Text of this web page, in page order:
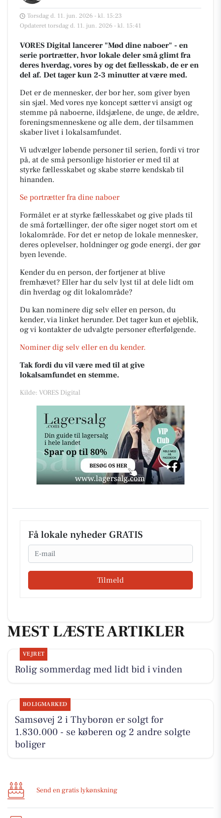
Torsdag d. 11. jun. 2026 - kl. 15:23
Opdateret torsdag d. 11. jun. 2026 - kl. 15:41
VORES Digital lancerer "Mød dine naboer" - en
serie portrætter, hvor lokale deler små glimt fra
deres hverdag, vores by og det fællesskab, de er en
del af. Det tager kun 2-3 minutter at være med.
Det er de mennesker, der bor her, som giver byen
sin sjæl. Med vores nye koncept sætter vi ansigt og
stemme på naboerne, ildsjælene, de unge, de ældre,
foreningsmenneskene og alle dem, der tilsammen
skaber livet i lokalsamfundet.
Vi udvælger løbende personer til serien, fordi vi tror
på, at de små personlige historier er med til at
styrke fællesskabet og skabe større kendskab til
hinanden.
Se portrætter fra dine naboer
Formålet er at styrke fællesskabet og give plads til
de små fortællinger, der ofte siger noget stort om et
lokalområde. For det er netop de lokale mennesker,
deres oplevelser, holdninger og gode energi, der gør
byen levende.
Kender du en person, der fortjener at blive
fremhævet? Eller har du selv lyst til at dele lidt om
din hverdag og dit lokalområde?
Du kan nominere dig selv eller en person, du
kender, via linket herunder. Det tager kun et øjeblik,
og vi kontakter de udvalgte personer efterfølgende.
Nominer dig selv eller en du kender.
Tak fordi du vil være med til at give
lokalsamfundet en stemme.
Kilde: VORES Digital
Få lokale nyheder GRATIS
Email
Tilmeld
MEST LÆSTE ARTIKLER
VEJRET
Rolig sommerdag med lidt bid i vinden
BOLIGMARKED
Samsøvej 2 i Thyborøn er solgt for
1.830.000 - se køberen og 2 andre solgte
boliger
Send en gratis lykønskning